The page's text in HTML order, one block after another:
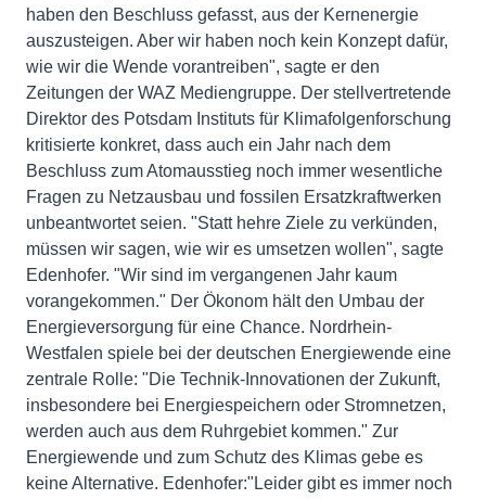
haben den Beschluss gefasst, aus der Kernenergie
auszusteigen. Aber wir haben noch kein Konzept dafür,
wie wir die Wende vorantreiben", sagte er den
Zeitungen der WAZ Mediengruppe. Der stellvertretende
Direktor des Potsdam Instituts für Klimafolgenforschung
kritisierte konkret, dass auch ein Jahr nach dem
Beschluss zum Atomausstieg noch immer wesentliche
Fragen zu Netzausbau und fossilen Ersatzkraftwerken
unbeantwortet seien. "Statt hehre Ziele zu verkünden,
müssen wir sagen, wie wir es umsetzen wollen", sagte
Edenhofer. "Wir sind im vergangenen Jahr kaum
vorangekommen." Der Ökonom hält den Umbau der
Energieversorgung für eine Chance. Nordrhein-
Westfalen spiele bei der deutschen Energiewende eine
zentrale Rolle: "Die Technik-Innovationen der Zukunft,
insbesondere bei Energiespeichern oder Stromnetzen,
werden auch aus dem Ruhrgebiet kommen." Zur
Energiewende und zum Schutz des Klimas gebe es
keine Alternative. Edenhofer:"Leider gibt es immer noch